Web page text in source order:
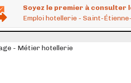
Soyez le premier à consulter
Emploi hotellerie - Saint-
- Métier hotellerie